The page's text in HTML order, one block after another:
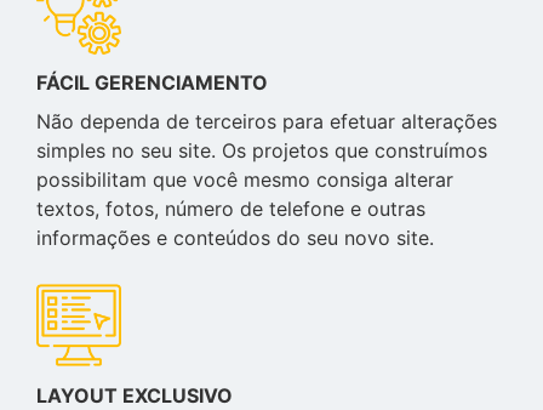
FÁCIL GERENCIAMENTO
Não dependa de terceiros para efetuar alterações
simples no seu site. Os projetos que construímos
possibilitam que você mesmo consiga alterar
textos, fotos, número de telefone e outras
informações e conteúdos do seu novo site.
LAYOUT EXCLUSIVO